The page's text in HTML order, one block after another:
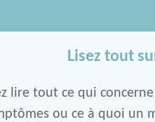
Lisez tout
lire tout ce qui
ou ce à quoi un